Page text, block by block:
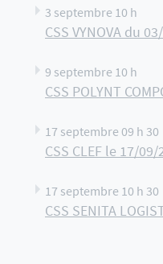
3 septembre 10 h
CSS VYNOVA du
9 septembre 10 h
CSS POLYNT
17 septembre 09 h 30
CSS CLEF le 17/09/
17 septembre 10 h 30
CSS SENITA